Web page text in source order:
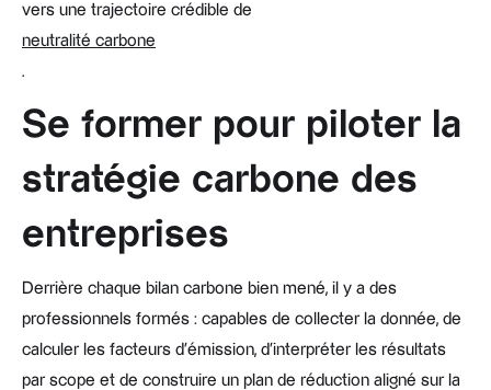
vers une trajectoire crédible de
neutralité carbone
.
Se former pour piloter la
stratégie carbone des
entreprises
Derrière chaque bilan carbone bien mené, il y a des
professionnels formés : capables de collecter la donnée, de
calculer les facteurs d'émission, d'interpréter les résultats
par scope et de construire un plan de réduction aligné sur la